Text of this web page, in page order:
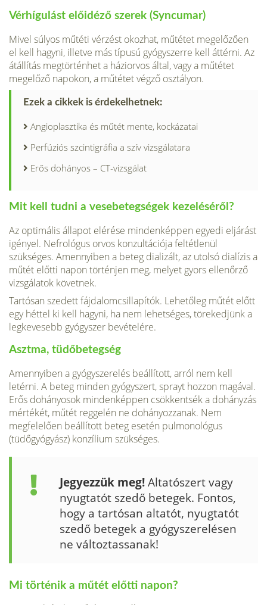
Vérhígulást előidéző szerek (Syncumar)
Mivel súlyos műtéti vérzést okoz­hat, műtétet megelőzően
el kell hagyni, illetve más típusú gyógyszerre kell áttérni. Az
átállítás megtörténhet a háziorvos által, vagy a műtétet
megelőző napokon, a műtétet végző osztályon.
Ezek a cikkek is érdekelhetnek:
Angioplasztika és műtét mente, kockázatai
Perfúziós szcintigráfia a szív vizsgálatara
Erős dohányos – CT-vizsgálat
Mit kell tudni a vesebetegségek kezeléséről?
Az optimális állapot elérése mindenképpen egyedi eljárást
igényel. Nefrológus orvos konzultációja feltétlenül
szükséges. Amennyi­ben a beteg dializált, az utolsó dialízis a
műtét előtti napon történjen meg, melyet gyors ellenőrző
vizsgálatok követnek.
Tartósan szedett fájdalomcsillapítók. Lehetőleg műtét előtt
egy héttel ki kell hagyni, ha nem lehetséges, törekedjünk a
legkevesebb gyógyszer be­vételére.
Asztma, tüdőbetegség
Amennyiben a gyógyszerelés beállított, arról nem kell
letérni. A beteg minden gyógyszert, sprayt hozzon magával.
Erős dohányosok mindenképpen csökkentsék a dohányzás
mértékét, műtét reggelén ne dohányozzanak. Nem
megfelelően beállított beteg esetén pulmonológus
(tüdőgyógyász) konzílium szükséges.
Jegyezzük meg!Altatószert vagy
nyugtatót szedő betegek. Fontos,
hogy a tartósan altatót, nyugtatót
szedő betegek a gyógyszerelésen
ne változtassanak!
Mi történik a műtét előtti napon?